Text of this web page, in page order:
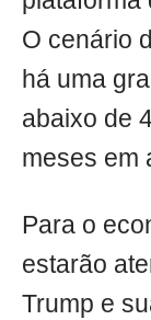
O cenário
há uma
abaixo de
meses em
Para o
estarão
Trump e